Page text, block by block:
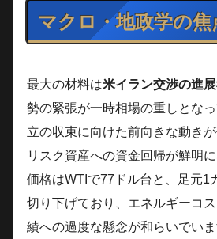
マクロ・地政学の焦
最大の材料は米イラン交渉の進
勢の緊張が一時相場の重しとな
立の収束に向けた前向きな動きが
リスク資産への資金回帰が鮮明
価格はWTIで77ドル台と、足元1
切り下げており、エネルギーコ
績への過度な懸念が和らいでいま